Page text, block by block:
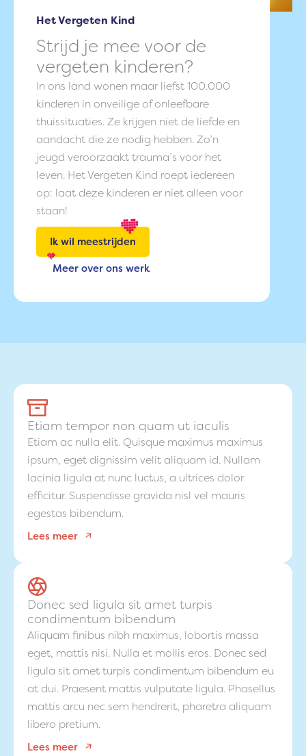
t
o
h
e
t
s
p
o
r
t
l
i
m
i
l
d
t
e
b
r
n
r
:
3
j
a
n
u
a
r
i
Het Vergeten Kind
Strijd je mee voor de
vergeten kinderen?
In ons land wonen maar liefst 100.000
kinderen in onveilige of onleefbare
thuissituaties. Ze krijgen niet de liefde en
aandacht die ze nodig hebben. Zo’n
jeugd veroorzaakt trauma’s voor het
leven. Het Vergeten Kind roept iedereen
op: laat deze kinderen er niet alleen voor
staan!
Ik wil meestrijden
Meer over ons werk
Etiam tempor non quam ut iaculis
Etiam ac nulla elit. Quisque maximus maximus
ipsum, eget dignissim velit aliquam id. Nullam
lacinia ligula at nunc luctus, a ultrices dolor
efficitur. Suspendisse gravida nisl vel mauris
egestas bibendum.
Lees meer
Donec sed ligula sit amet turpis
condimentum bibendum
Aliquam finibus nibh maximus, lobortis massa
eget, mattis nisi. Nulla et mollis eros. Donec sed
ligula sit amet turpis condimentum bibendum eu
at dui. Praesent mattis vulputate ligula. Phasellus
mattis arcu nec sem hendrerit, pharetra aliquam
libero pretium.
Lees meer